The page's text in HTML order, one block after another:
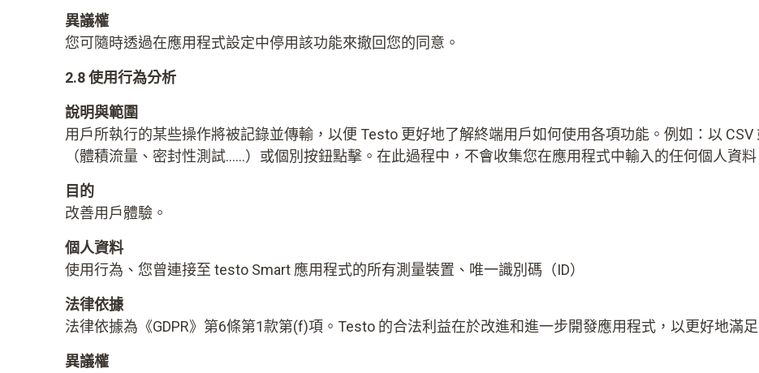
異議權
您可隨時透過在應用程式設定中停用該功能來撤回您的同意。
2.8 使用行為分析
說明與範圍
用戶所執行的某些操作將被記錄並傳輸，以便 Testo 更好地了解終端用戶如何使用各項功能。例如：以
（體積流量、密封性測試……）或個別按鈕點擊。在此過程中，不會收集您在應用程式中輸入的任何個人資料
目的
改善用戶體驗。
個人資料
使用行為、您曾連接至 testo Smart 應用程式的所有測量裝置、唯一識別碼（ID）
法律依據
法律依據為《GDPR》第6條第1款第(f)項。Testo 的合法利益在於改進和進一步開發應用程式，以更好地滿足
異議權